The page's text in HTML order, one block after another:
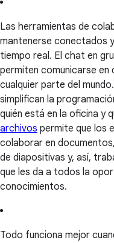
Las herramientas de
mantenerse conectados
tiempo real. El chat en
permiten comunicarse
cualquier parte del
simplifican la
quién está en la oficina y
archivos permite que los
colaborar en
de diapositivas y, así,
que les da a todos la
conocimientos.
Todo funciona mejor